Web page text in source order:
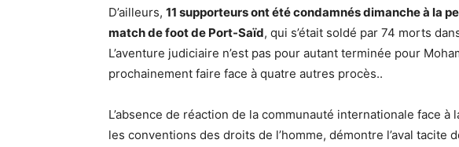
D’ailleurs, 11 supporteurs ont été condamnés dimanche à la
match de foot de Port-Saïd, qui s’était soldé par 74 morts
L’aventure judiciaire n’est pas pour autant terminée pour
prochainement faire face à quatre autres procès..
L’absence de réaction de la communauté internationale face
les conventions des droits de l’homme, démontre l’aval tacite